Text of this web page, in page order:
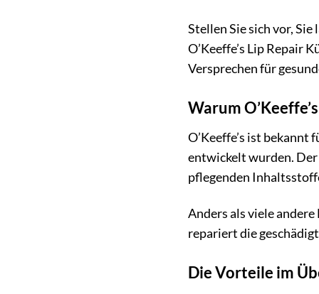
Stellen Sie sich vor,
O’Keeffe’s Lip Repair
Versprechen für
Warum
O’Keeffe’s ist
entwickelt wurden. Der
pflegenden
Anders als viele
repariert die
Die Vorteile im